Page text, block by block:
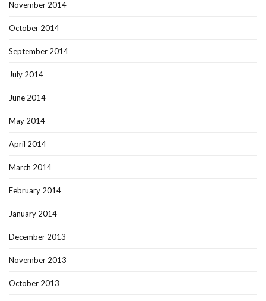
November 2014
October 2014
September 2014
July 2014
June 2014
May 2014
April 2014
March 2014
February 2014
January 2014
December 2013
November 2013
October 2013